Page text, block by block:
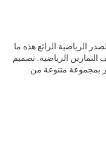
الرياضية الرائع هذه ما
التمارين الرياضية. تصميم
بمجموعة متنوعة من